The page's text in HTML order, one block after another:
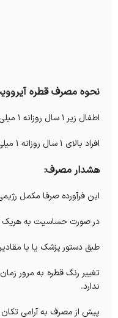
نحوه مصرف قطره
اطفال زیر 1 سال روزانه 1 میلی لیتر بعد از غذا مصرف کنند.
افراد بالای 1 سال روزانه 1 میلی لیتر بعد از غذا یا طبق دستور پزشک یا داروساز مصرف کنند.
هشدار مصرف:
این فرآورده صرفا مکمل
در صورت حساسیت به هریک
طبق دستور پزشک یا با
تغییر رنگ قطره به مرور
ندارد.
پیش از مصرف به آرامی